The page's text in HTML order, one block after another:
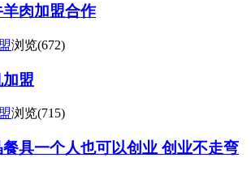
肉加盟合作
浏览(672)
盟
浏览(715)
具一个人也可以创业 创业不走弯